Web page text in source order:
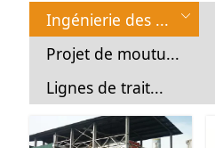
Ingénierie des ...
Projet de moutu...
Lignes de trait...